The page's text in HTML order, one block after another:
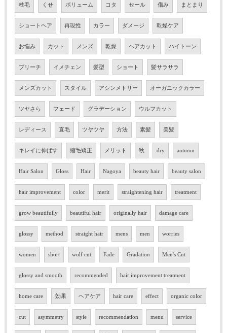
枝毛 くせ ボリューム コタ セール 傷み まとまり
ショートヘア 再現性 カラー ダメージ 乾燥ケア
お悩み カット メンズ 乾燥 ヘアカット ハイトーン
ブリーチ イメチェン 髪型 ショート 髪サラサラ
メンズカット スタイル アシンメトリー オーガニックカラー
ツヤさら フェード グラデーション ウルフカット
レディース 直毛 ツヤツヤ 方法 素髪 美髪
キレイに伸ばす 縮毛矯正 メリット 秋 dry autumn
Hair Salon Gloss Hair Nagoya beauty hair beauty salon
hair improvement color merit straightening hair treatment
grow beautifully beautiful hair originally hair damage care
glossy method straight hair mens men worries
women short wolf cut Fade Gradation Men's Cut
glossy and smooth recommended hair improvement treatment
home care 効果 ヘアケア hair care effect organic color
cut asymmetry style recommendation menu service